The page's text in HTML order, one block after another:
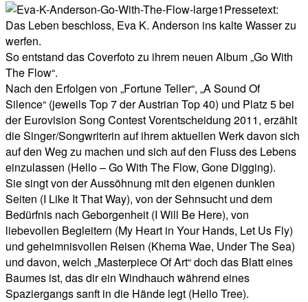
Pressetext:
Das Leben beschloss, Eva K. Anderson ins kalte Wasser zu
werfen.
So entstand das Coverfoto zu ihrem neuen Album „Go With
The Flow“.
Nach den Erfolgen von „Fortune Teller“, „A Sound Of
Silence“ (jeweils Top 7 der Austrian Top 40) und Platz 5 bei
der Eurovision Song Contest Vorentscheidung 2011, erzählt
die Singer/Songwriterin auf ihrem aktuellen Werk davon sich
auf den Weg zu machen und sich auf den Fluss des Lebens
einzulassen (Hello – Go With The Flow, Gone Digging).
Sie singt von der Aussöhnung mit den eigenen dunklen
Seiten (I Like It That Way), von der Sehnsucht und dem
Bedürfnis nach Geborgenheit (I Will Be Here), von
liebevollen Begleitern (My Heart in Your Hands, Let Us Fly)
und geheimnisvollen Reisen (Khema Wae, Under The Sea)
und davon, welch „Masterpiece Of Art“ doch das Blatt eines
Baumes ist, das dir ein Windhauch während eines
Spaziergangs sanft in die Hände legt (Hello Tree).